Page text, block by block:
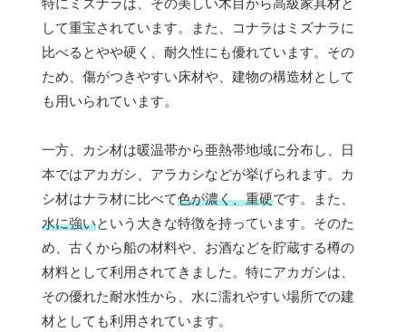
して重宝されています。また、コナラはミズナラに
比べるとやや硬く、耐久性にも優れています。その
ため、傷がつきやすい床材や、建物の構造材として
も用いられています。
一方、カシ材は暖温帯から亜熱帯地域に分布し、日
本ではアカガシ、アラカシなどが挙げられます。カ
シ材はナラ材に比べて色が濃く、重硬です。また、
水に強いという大きな特徴を持っています。そのた
め、古くから船の材料や、お酒などを貯蔵する樽の
材料として利用されてきました。特にアカガシは、
その優れた耐水性から、水に濡れやすい場所での建
材としても利用されています。